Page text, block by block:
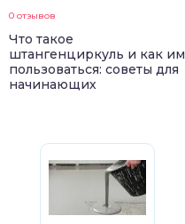
0 отзывов
Что такое
штангенциркуль и как им
пользоваться: советы для
начинающих